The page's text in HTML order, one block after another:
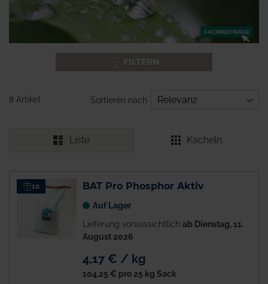
8 Artikel Sortieren nach
Liste Kacheln
10 BAT Pro Phosphor Aktiv
Auf Lager
Lieferung voraussichtlich ab Dienstag, 11.
August 2026
4,17 € / kg
104,25 € pro 25 kg Sack